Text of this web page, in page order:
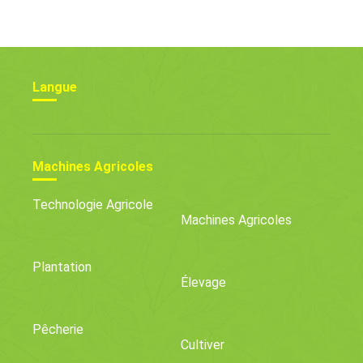
Langue
Machines Agricoles
Technologie Agricole
Machines Agricoles
Plantation
Élevage
Pêcherie
Cultiver